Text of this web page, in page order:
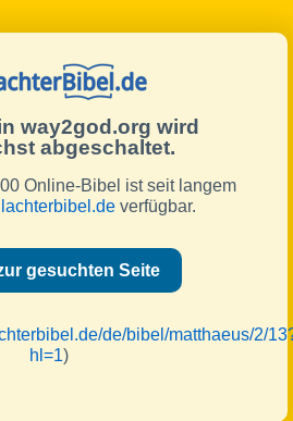
way2god.org wird
abgeschaltet.
Online-Bibel ist seit langem
verfügbar.
gesuchten Seite
de/bibel/matthaeus/2/
hl=1)